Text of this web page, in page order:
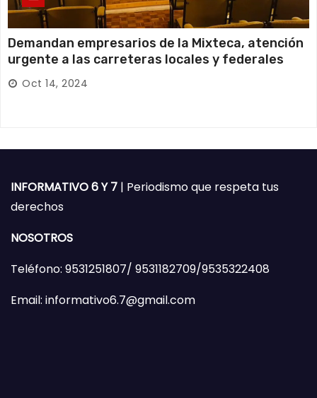
Demandan empresarios de la Mixteca, atención
urgente a las carreteras locales y federales
Oct 14, 2024
INFORMATIVO 6 Y 7 | Periodismo que respeta tus
derechos
NOSOTROS
Teléfono: 9531251807/ 9531182709/9535322408
Email: informativo6.7@gmail.com